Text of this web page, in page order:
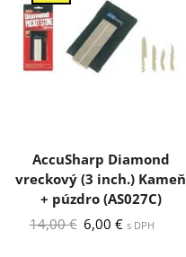
AccuSharp Diamond
vreckový (3 inch.) Kameň
+ púzdro (AS027C)
14,00€ Pôvodná
6,00 €Aktuálna
s DPH